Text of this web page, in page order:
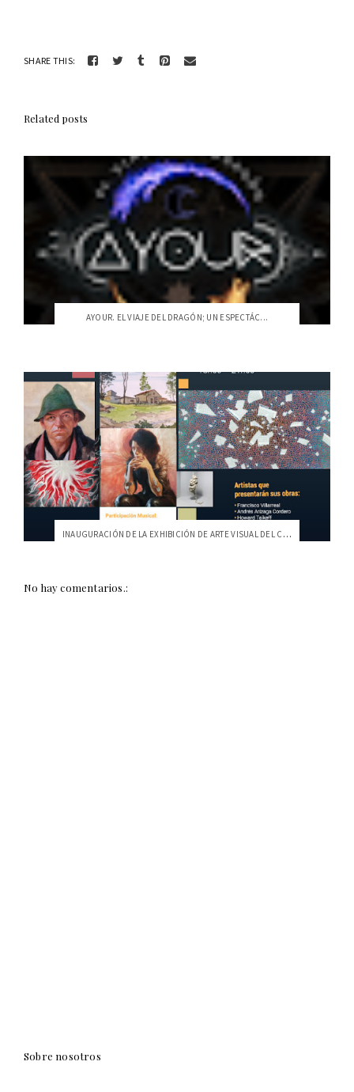
SHARE THIS:
Related posts
AYOUR. EL VIAJE DEL DRAGÓN; UN ESPECTÁC...
INAUGURACIÓN DE LA EXHIBICIÓN DE ARTE VISUAL DEL COCOA
No hay comentarios.:
Sobre nosotros